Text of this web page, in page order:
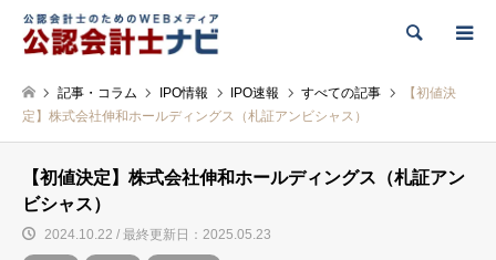
検索
記事・コラム IPO情報 IPO速報 すべての記事
【初値決
定】株式会社伸和ホールディングス（札証アンビシャス）
【初値決定】株式会社伸和ホールディングス（札証アン
ビシャス）
2024.10.22 / 最終更新日：2025.05.23